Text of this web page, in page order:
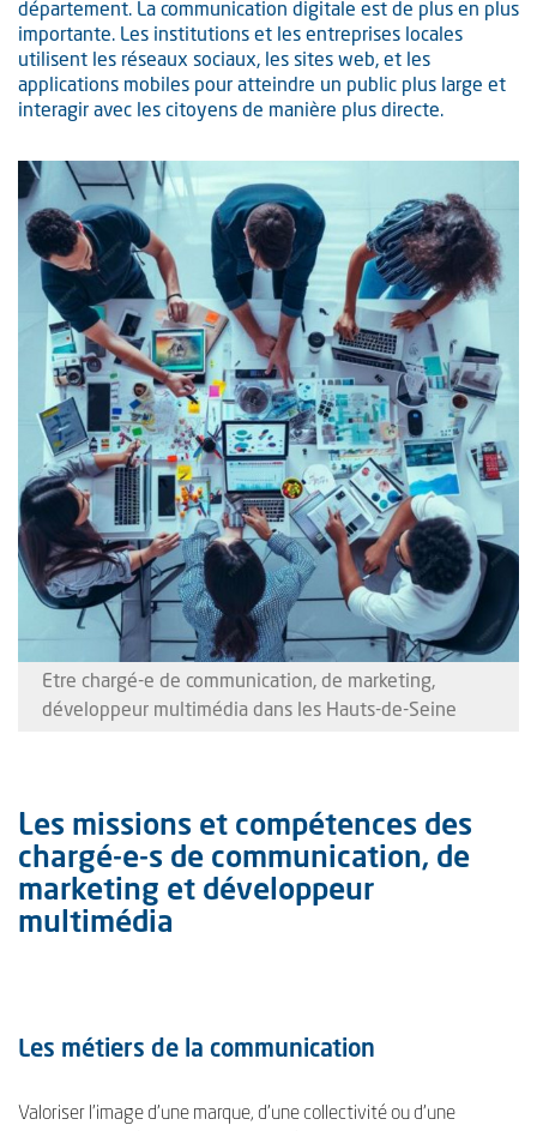
département. La communication digitale est de plus en plus
importante. Les institutions et les entreprises locales
utilisent les réseaux sociaux, les sites web, et les
applications mobiles pour atteindre un public plus large et
interagir avec les citoyens de manière plus directe.
Etre chargé-e de communication, de marketing,
développeur multimédia dans les Hauts-de-Seine
Les missions et compétences des
chargé-e-s de communication, de
marketing et développeur
multimédia
Les métiers de la communication
Valoriser l'image d'une marque, d'une collectivité ou d'une